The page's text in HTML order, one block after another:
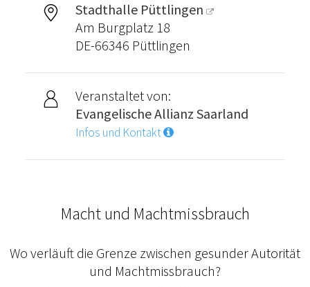
Stadthalle Püttlingen
Am Burgplatz 18
DE-66346 Püttlingen
Veranstaltet von:
Evangelische Allianz Saarland
Infos und Kontakt
Macht und Machtmissbrauch
Wo verläuft die Grenze zwischen gesunder Autorität
und Machtmissbrauch?